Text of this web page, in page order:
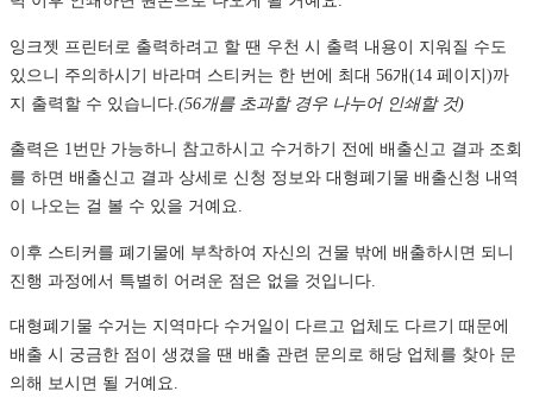
잉크젯 프린터로 출력하려고 할 땐 우천 시 출력 내용이 지워질 수도
있으니 주의하시기 바라며 스티커는 한 번에 최대 56개(14 페이지)까
지 출력할 수 있습니다. (56개를 초과할 경우 나누어 인쇄할 것)
출력은 1번만 가능하니 참고하시고 수거하기 전에 배출신고 결과 조회
를 하면 배출신고 결과 상세로 신청 정보와 대형폐기물 배출신청 내역
이 나오는 걸 볼 수 있을 거예요.
이후 스티커를 폐기물에 부착하여 자신의 건물 밖에 배출하시면 되니
진행 과정에서 특별히 어려운 점은 없을 것입니다.
대형폐기물 수거는 지역마다 수거일이 다르고 업체도 다르기 때문에
배출 시 궁금한 점이 생겼을 땐 배출 관련 문의로 해당 업체를 찾아 문
의해 보시면 될 거예요.